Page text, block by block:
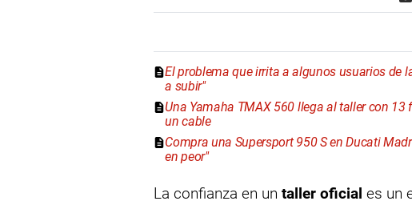
El problema que irrita a algunos usuarios de
a subir"
Una Yamaha TMAX 560 llega al taller con
un cable
Compra una Supersport 950 S en Ducati
en peor"
La confianza en un taller oficial es un